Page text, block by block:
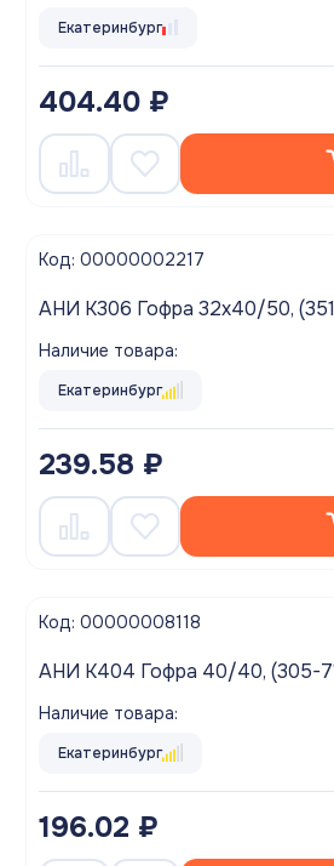
Екатеринбург
404.40 ₽
Код: 00000002217
АНИ K306 Гофра 32х40/50,
Наличие товара:
Екатеринбург
239.58 ₽
Код: 00000008118
АНИ K404 Гофра 40/40, (305-
Наличие товара:
Екатеринбург
196.02 ₽